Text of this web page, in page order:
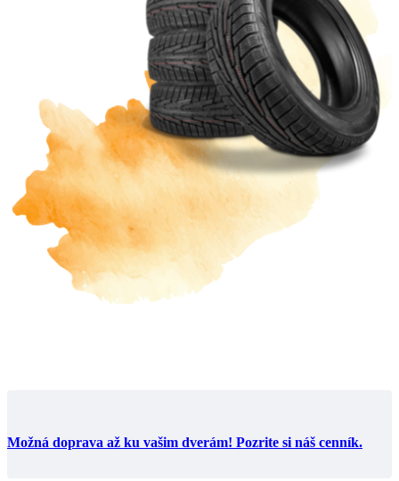
Možná doprava až ku vašim dverám! Pozrite si náš cenník.